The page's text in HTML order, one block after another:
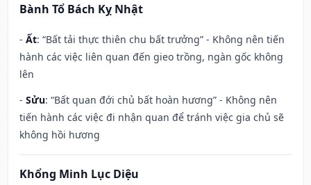
Bành Tổ Bách Kỵ Nhật
- Ất: “Bất tải thực thiên chu bất trưởng” - Không nên tiến
hành các việc liên quan đến gieo trồng, ngàn gốc không
lên
- Sửu: “Bất quan đới chủ bất hoàn hương” - Không nên
tiến hành các việc đi nhận quan để tránh việc gia chủ sẽ
không hồi hương
Khổng Minh Lục Diệu